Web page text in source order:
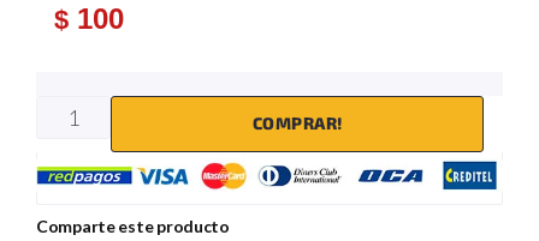
$ 100
COMPRAR!
Comparte este producto